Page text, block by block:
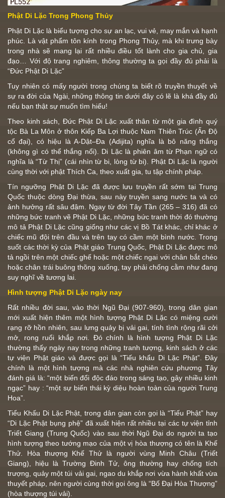
Phật Di Lặc Trong Phong Thủy
Phật Di Lặc là biểu tượng cho sự an lạc, vui vẻ, may mắn và hạnh
phúc. Là vật phẩm tôn kính trong Phong Thủy, mà khi trưng bày
trong nhà sẽ mang lại rất nhiều điều tốt lành cho gia chủ, gia
đạo… Với độ trang nghiêm, thông thường ta gọi đầy đủ phải là
“Đức Phật Di Lặc”
Tuy nhiên có mấy người trong chúng ta biết rõ truyền thuyết về
sự ra đời của Ngài, những thông tin dưới đây có lẽ là khá đầy đủ
nếu bạn thật sự muốn tìm hiểu!
Theo kinh sách, Đức Phật Di Lặc xuất thân từ một gia đình quý
tộc Bà La Môn ở thôn Kiếp Ba Lợi thuộc Nam Thiên Trúc (Ấn Độ
cổ đại), có hiệu là A-Dật–Đa (Adijita) nghĩa là bô năng thắng
(không gì có thể thắng nổi). Di Lặc là phiên âm từ Phạn ngữ có
nghĩa là “Từ Thị” (cái nhìn từ bi, lòng từ bi). Phật Di Lặc là người
cùng thời với phật Thích Ca, theo xuất gia, tu tập chính pháp.
Tín ngưỡng Phật Di Lặc đã được lưu truyền rất sớm tại Trung
Quốc thuộc dòng Đại thừa, sau này truyền sang nước ta và có
ảnh hưởng rất sâu đậm. Ngay từ đời Tây Tần (265 – 316) đã có
những bức tranh vẽ Phật Di Lặc, những bức tranh thời đó thường
mô tả Phật Di Lặc cũng giống như các vị Bồ Tát khác, chỉ khác ở
chiếc mũ đội trên đầu và trên tay có cầm một bình nước. Trong
suốt các thời kỳ của Phật giáo Trung Quốc, Phật Di Lặc được mô
tả ngồi trên một chiếc ghế hoặc một chiếc ngai với chân bắt chéo
hoặc chân trái buông thõng xuống, tay phải chống cằm như đang
suy nghĩ về tương lai.
Hình tượng Phật Di Lặc ngày nay
Rất nhiều đời sau, vào thời Ngũ Đại (907-960), trong dân gian
mới xuất hiện thêm một hình tượng Phật Di Lặc có miệng cười
rạng rỡ hồn nhiên, sau lưng quảy bị vải gai, tính tình rộng rãi cởi
mở, rong ruổi khắp nơi. Đó chính là hình tượng Phật Di Lặc
thường thấy ngày nay trong những tranh tượng, kinh sách ở các
tự viện Phật giáo và được gọi là “Tiếu khẩu Di Lặc Phật”. Đây
chính là một hình tượng mà các nhà nghiên cứu phương Tây
đánh giá là: “một biến đổi độc đáo trong sáng tạo, gây nhiều kinh
ngạc” hay : “một sự biến thái kỳ diệu hoàn toàn của người Trung
Hoa”.
Tiểu Khấu Di Lặc Phật, trong dân gian còn gọi là “Tiếu Phật” hay
“Di Lặc Phật bụng phệ” đã xuất hiện rất nhiều tại các tự viện tỉnh
Triết Giang (Trung Quốc) vào sau thời Ngũ Đại do người ta tạo
hình tượng theo tướng mạo của một vị hòa thượng có tên là Khế
Thử. Hòa thượng Khế Thử là người vùng Minh Châu (Triết
Giang), hiệu là Trường Đinh Tử, ông thường hay chống tích
trượng, quảy một túi vải gai, ngao du khắp nơi vừa hành khất vừa
thuyết pháp, nên người cùng thời gọi ông là “Bố Đại Hòa Thượng”
(hòa thượng túi vải).